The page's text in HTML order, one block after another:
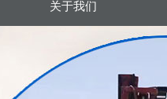
关于我们